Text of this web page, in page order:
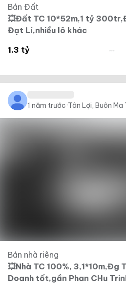
Bán Đất
💥Đất TC 10*52m,1 tỷ
Đạt Lí,nhiều lô khác
1.3 tỷ
...
1 năm trước·Tân Lợi, Buôn
Bán nhà riêng
💥Nhà TC 100%, 3,1*10m,Đg
Doanh tốt,gần Phan CHu